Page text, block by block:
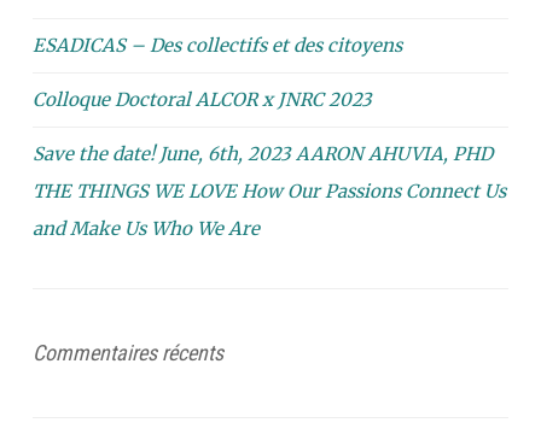
ESADICAS – Des collectifs et des citoyens
Colloque Doctoral ALCOR x JNRC 2023
Save the date! June, 6th, 2023 AARON AHUVIA, PHD
THE THINGS WE LOVE How Our Passions Connect Us
and Make Us Who We Are
Commentaires récents